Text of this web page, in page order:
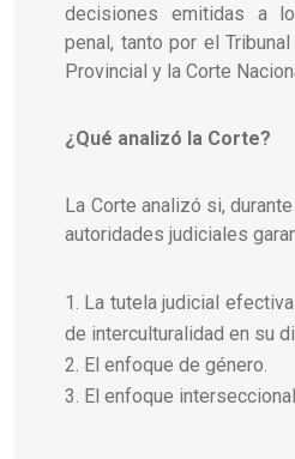
decisiones emitidas a
penal, tanto por el
Provincial y la Corte
¿Qué analizó la Corte?
La Corte analizó si,
autoridades judiciales
La tutela judicial
de interculturalidad en su
El enfoque de género.
El enfoque